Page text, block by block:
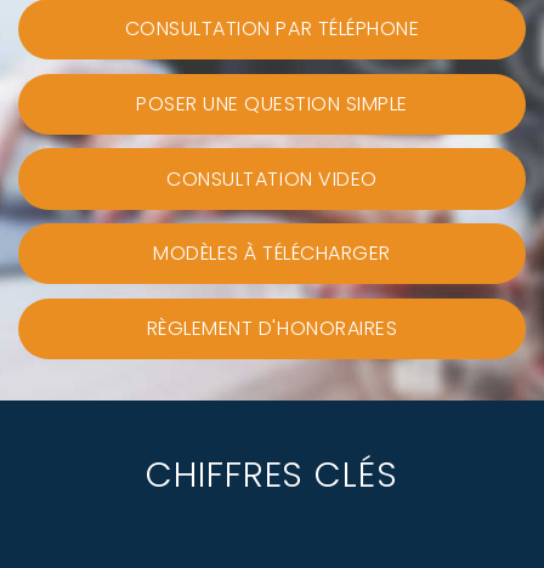
CONSULTATION PAR TÉLÉPHONE
POSER UNE QUESTION SIMPLE
CONSULTATION VIDEO
MODÈLES À TÉLÉCHARGER
RÈGLEMENT D'HONORAIRES
CHIFFRES CLÉS